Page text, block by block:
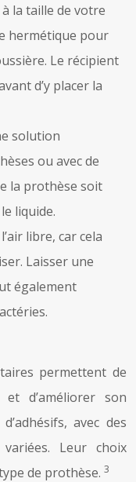
la taille de votre
hermétique pour
Le récipient
d’y placer la
solution
ou avec de
la prothèse soit
liquide.
libre, car cela
Laisser une
également
permettent de
d’améliorer son
avec des
Leur choix
de prothèse. 3